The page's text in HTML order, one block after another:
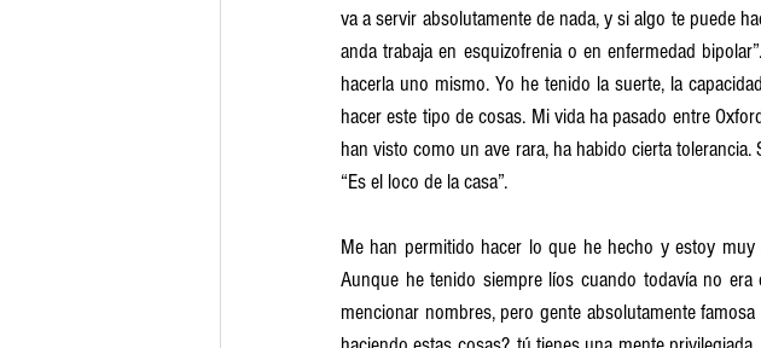
va a servir absolutamente de nada, y si algo te puede
anda trabaja en esquizofrenia o en enfermedad
hacerla uno mismo. Yo he tenido la suerte, la
hacer este tipo de cosas. Mi vida ha pasado entre
han visto como un ave rara, ha habido cierta
“Es el loco de la casa”.
Me han permitido hacer lo que he hecho y estoy
Aunque he tenido siempre líos cuando todavía no
mencionar nombres, pero gente absolutamente